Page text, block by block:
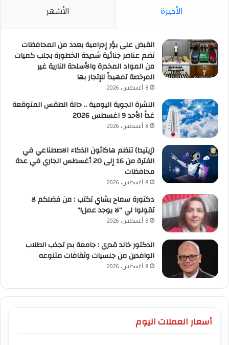
الأخيرة الأشهر
القبض على بؤر إجرامية بعدد من المحافظات
تضم عناصر جنائية شديدة الخطورة بجلب كميات
من المواد المخدرة والأسلحة النارية غير
المرخصة تمهيداً للإتجار بها
8 أغسطس، 2026
النشرة الجوية اليومية .. حالة الطقس المتوقعة
غداً الأحد 9 اغسطس 2026
8 أغسطس، 2026
(إيتيدا) تنظم هاكاثون الذكاء الاصطناعي في
الفترة من 16 إلى 20 أغسطس الجاري في عدة
محافظات
8 أغسطس، 2026
دكتورة سماح بشاي تكتب : من فضلكم لا
تقولوا لي “لا يوجد عمل!”
8 أغسطس، 2026
الدكتور خالد قدري : جامعة بدر تجذب الطلاب
الوافدين من جنسيات وثقافات متنوعه
8 أغسطس، 2026
أسعار العملات اليوم